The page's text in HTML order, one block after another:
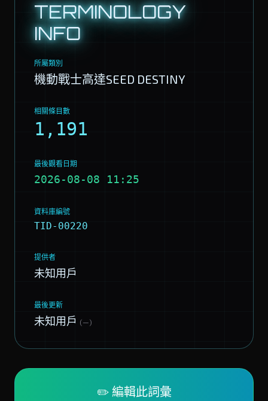
TERMINOLOGY
INFO
所屬類別
機動戰士高達SEED DESTINY
相關條目數
1,191
最後觀看日期
2026-08-08 11:25
資料庫編號
TID-00220
提供者
未知用戶
最後更新
未知用戶 (—)
✏️ 編輯此詞彙